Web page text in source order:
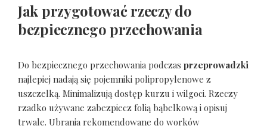
Jak przygotować rzeczy do
bezpiecznego przechowania
Do bezpiecznego przechowania podczas przeprowadzki
najlepiej nadają się pojemniki polipropylenowe z
uszczelką. Minimalizują dostęp kurzu i wilgoci. Rzeczy
rzadko używane zabezpiecz folią bąbelkową i opisuj
trwale. Ubrania rekomendowane do worków